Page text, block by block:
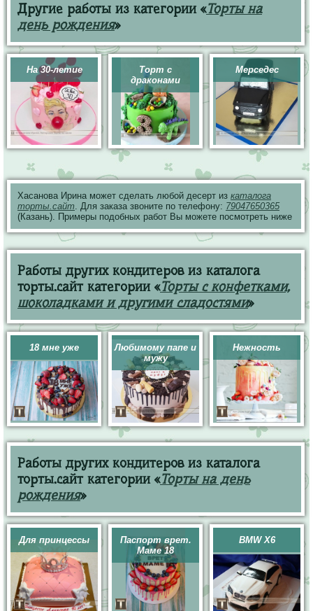
Другие работы из категории «Торты на
день рождения»
На 30-летие
Торт с
драконами
Мерседес
Хасанова Ирина может сделать любой десерт из каталога
торты.сайт. Для заказа звоните по телефону: 79047650365
(Казань). Примеры подобных работ Вы можете посмотреть ниже
Работы других кондитеров из каталога
торты.сайт категории «Торты с конфетками,
шоколадками и другими сладостями»
18 мне уже
Любимому папе и
мужу
Нежность
Работы других кондитеров из каталога
торты.сайт категории «Торты на день
рождения»
Для принцессы
Паспорт врет.
Маме 18
BMW X6